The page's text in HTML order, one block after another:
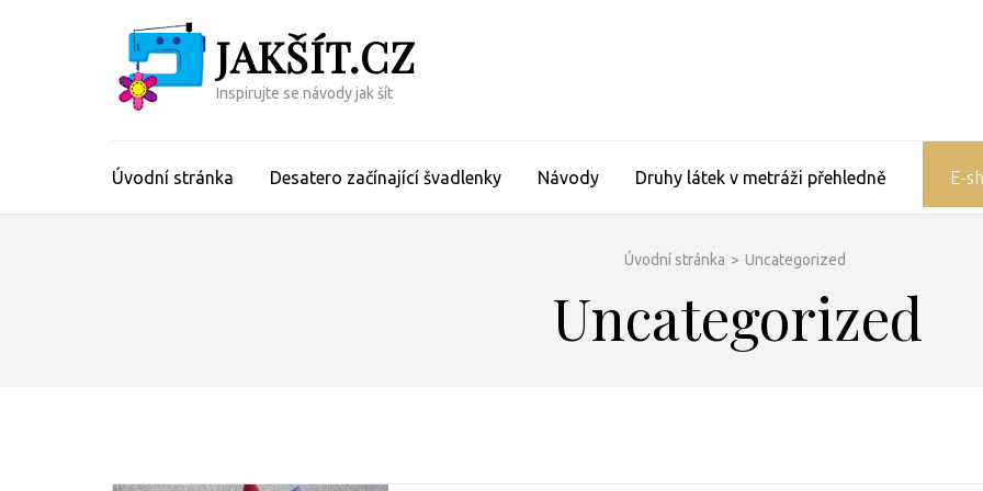
JAKŠÍT.CZ
Inspirujte se návody jak šít
Úvodní stránka Desatero začínající švadlenky Návody Druhy látek v metráži přehledně E-
Úvodní stránka > Uncategorized
Uncategorized